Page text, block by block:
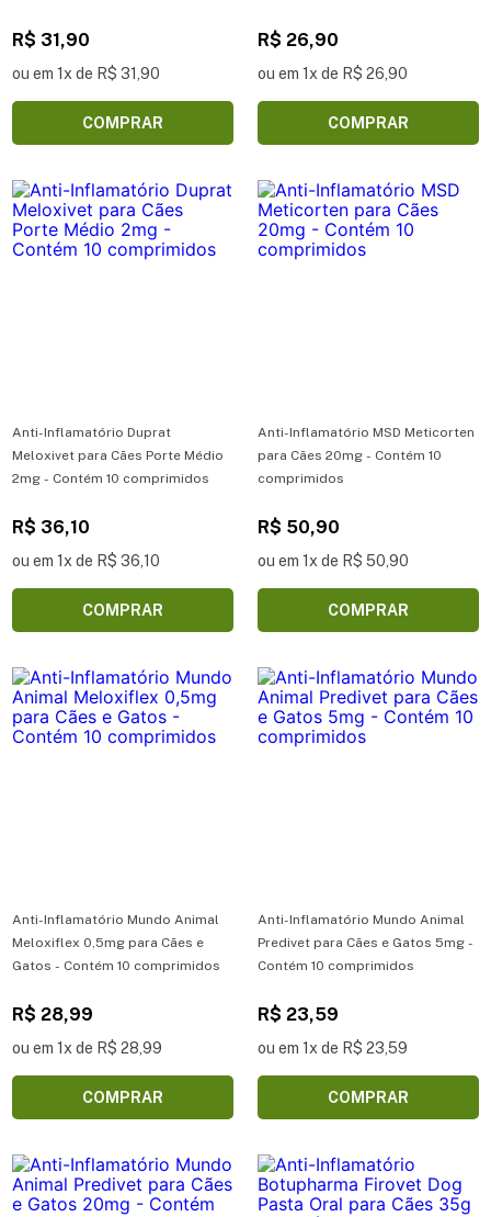
R$ 31,90
ou em 1x de R$ 31,90
COMPRAR
R$ 26,90
ou em 1x de R$ 26,90
COMPRAR
Anti-Inflamatório Duprat
Meloxivet para Cães Porte Médio
2mg - Contém 10 comprimidos
R$ 36,10
ou em 1x de R$ 36,10
COMPRAR
Anti-Inflamatório MSD Meticorten
para Cães 20mg - Contém 10
comprimidos
R$ 50,90
ou em 1x de R$ 50,90
COMPRAR
Anti-Inflamatório Mundo Animal
Meloxiflex 0,5mg para Cães e
Gatos - Contém 10 comprimidos
R$ 28,99
ou em 1x de R$ 28,99
COMPRAR
Anti-Inflamatório Mundo Animal
Predivet para Cães e Gatos 5mg -
Contém 10 comprimidos
R$ 23,59
ou em 1x de R$ 23,59
COMPRAR